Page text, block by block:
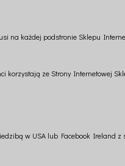
na każdej podstronie Sklepu
ze Strony Internetowej
w USA lub Facebook Ireland